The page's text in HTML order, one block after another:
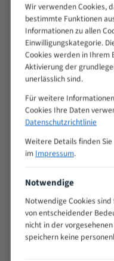
30
50
80
> 100
VOLLMATERIAL
M (mm)
Zähne
Zoll
>
25
10/14
15 - 40
35 - 70
50 - 120
4/6
80 - 180
3/4
130 -
350
2/3
Wir verwenden Cookies,
bestimmte Funktionen
Informationen zu allen
Einwilligungskategorie.
Cookies werden in Ihrem
Aktivierung der
unerlässlich sind.
Für weitere
Cookies Ihre Daten
Datenschutzrichtlinie
Weitere Details finden
im Impressum.
Notwendige
Notwendige Cookies
von entscheidender
nicht in der
speichern keine